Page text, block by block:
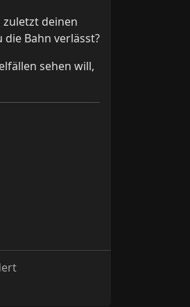
zuletzt deinen
Bahn verlässt?
sehen will,